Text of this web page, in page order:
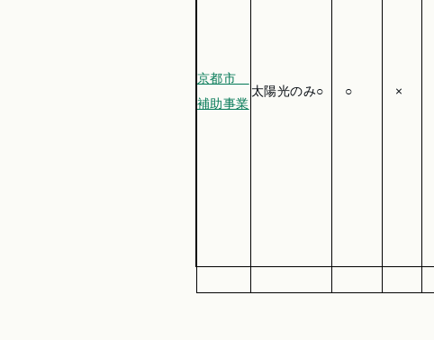
京都市
補助事業
太陽光のみ○ ○ ×